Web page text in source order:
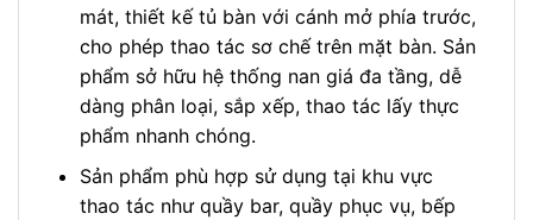
mát, thiết kế tủ bàn với cánh mở phía trước,
cho phép thao tác sơ chế trên mặt bàn. Sản
phẩm sở hữu hệ thống nan giá đa tầng, dễ
dàng phân loại, sắp xếp, thao tác lấy thực
phẩm nhanh chóng.
Sản phẩm phù hợp sử dụng tại khu vực
thao tác như quầy bar, quầy phục vụ, bếp